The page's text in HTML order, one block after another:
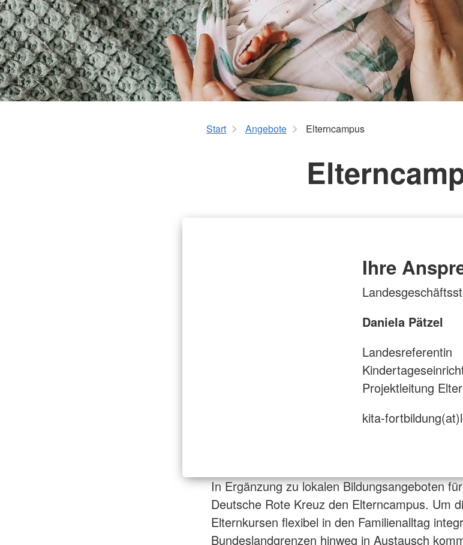
Hauswirtschaftliche Hilfen
Hilfsmittelverleih
Pflegeberatung
Alten-Service-Zentren
Tagespflege
Beratung zur Kur und Erholung
Kindertageseinrichtungen
Hilfen zur Erziehung
Jugendarbeit
Schulsozialarbeit/Jugendsozialarbeit
Schwangerschaftsberatung
Erkrankungen
Allgemeine
Unterstützungsangebote
Start Angebote Elterncampus
Ihre
Daniela Pätzel
Landesreferentin
Projektleitung
kita-
In Ergänzung zu lokalen Bildungsangeboten
Deutsche Rote Kreuz den Elterncampus. Um
Elternkursen flexibel in den Familienalltag
Bundeslandgrenzen hinweg in Austausch